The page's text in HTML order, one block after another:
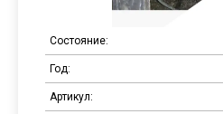
Состояние:
Год:
Артикул: